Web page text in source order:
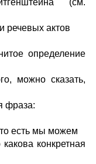
(см.
речевых актов
определение
можно сказать,
фраза:
есть мы можем
конкретная